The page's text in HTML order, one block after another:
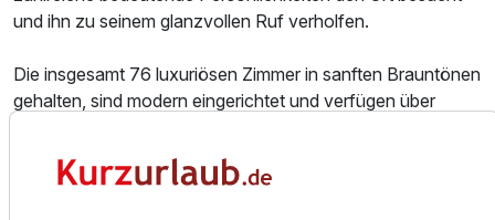
und ihn zu seinem glanzvollen Ruf verholfen.
Die insgesamt 76 luxuriösen Zimmer in sanften Brauntönen
gehalten, sind modern eingerichtet und verfügen über
eigenes Bad mit Badewanne oder Dusche. Bademäntel
und Hausschuhe ergänzen die Annehmlichkeiten.